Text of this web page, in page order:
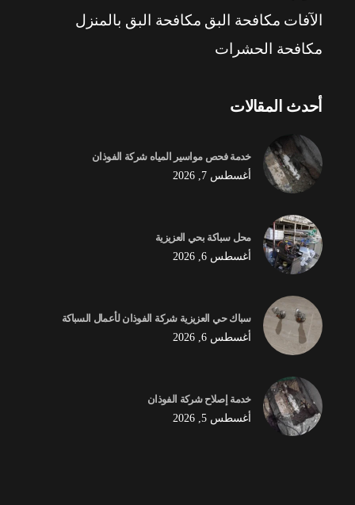
الآفات مكافحة البق مكافحة البق بالمنزل
مكافحة الحشرات
أحدث المقالات
خدمة فحص مواسير المياه شركة الفوذان
أغسطس 7, 2026
محل سباكة بحي العزيزية
أغسطس 6, 2026
سباك حي العزيزية شركة الفوذان لأعمال السباكة
أغسطس 6, 2026
خدمة إصلاح شركة الفوذان
أغسطس 5, 2026